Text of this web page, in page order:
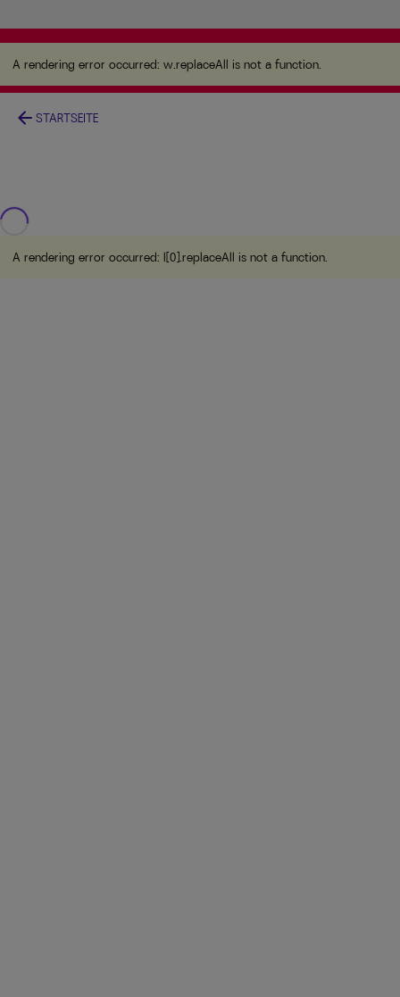
A rendering error occurred:w.replaceAll is not a
function.
A rendering error occurred: w.replaceAll is not a function.
arrow_back STARTSEITE
A rendering error occurred: l[0].replaceAll is not a function.